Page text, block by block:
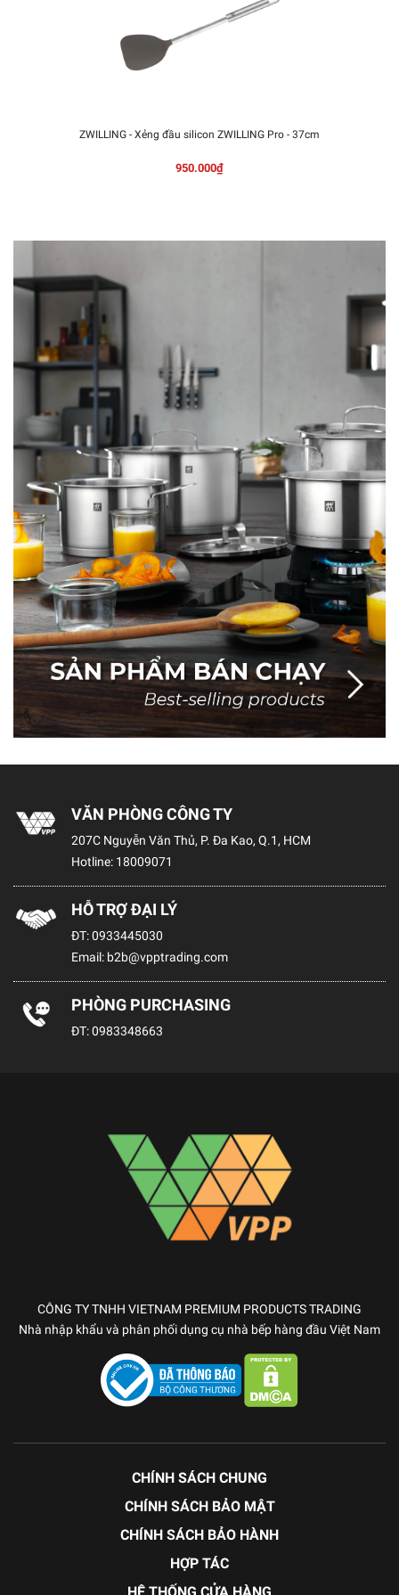
ZWILLING - Xẻng đầu silicon ZWILLING Pro - 37cm
950.000₫
VĂN PHÒNG CÔNG TY
207C Nguyễn Văn Thủ, P. Đa Kao, Q.1, HCM
Hotline: 18009071
HỖ TRỢ ĐẠI LÝ
ĐT:0933445030
Email: b2b@vpptrading.com
PHÒNG PURCHASING
ĐT:0983348663
CÔNG TY TNHH VIETNAM PREMIUM PRODUCTS TRADING
Nhà nhập khẩu và phân phối dụng cụ nhà bếp hàng đầu Việt Nam
CHÍNH SÁCH CHUNG
CHÍNH SÁCH BẢO MẬT
CHÍNH SÁCH BẢO HÀNH
HỢP TÁC